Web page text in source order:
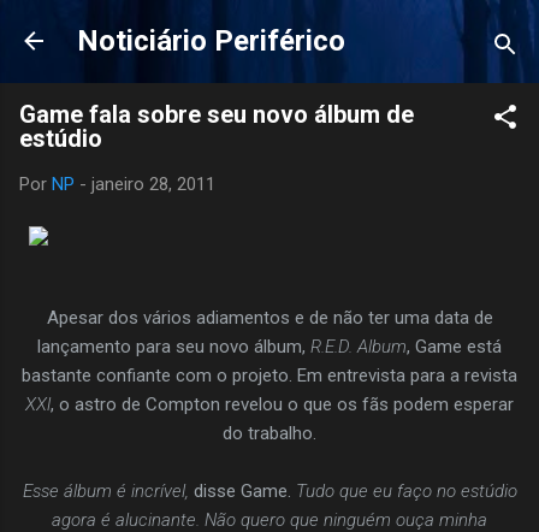
Pular para o conteúdo principal
Noticiário Periférico
Game fala sobre seu novo álbum de
estúdio
Por NP - janeiro 28, 2011
Apesar dos vários adiamentos e de não ter uma data de
lançamento para seu novo álbum, R.E.D. Album, Game está
bastante confiante com o projeto. Em entrevista para a revista
XXl, o astro de Compton revelou o que os fãs podem esperar
do trabalho.
Esse álbum é incrível, disse Game. Tudo que eu faço no estúdio
agora é alucinante. Não quero que ninguém ouça minha